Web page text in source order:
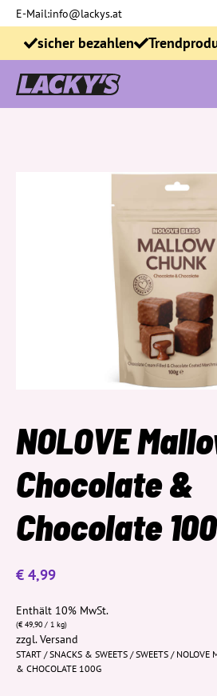
Zum
Inhalt
springen
E-Mail:info@lackys.at
sicher bezahlen
NOLOVE
Chocolate &
Chocolate
€ 4,99
Enthält 10% MwSt.
(€49,90 / 1 kg)
zzgl.Versand
START /SNACKS & SWEETS /SWEETS / NOLOVE
& CHOCOLATE 100G